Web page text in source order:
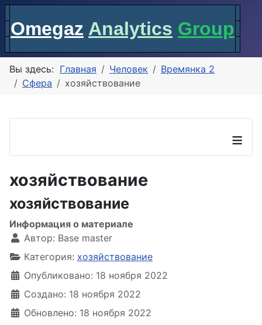
Omegaz Analytics Group
Вы здесь: Главная Человек
Времянка 2
Сфера
хозяйствование
≡
хозяйствование
хозяйствование
Информация о материале
Автор: Base master
Категория: хозяйствование
Опубликовано: 18 ноября 2022
Создано: 18 ноября 2022
Обновлено: 18 ноября 2022